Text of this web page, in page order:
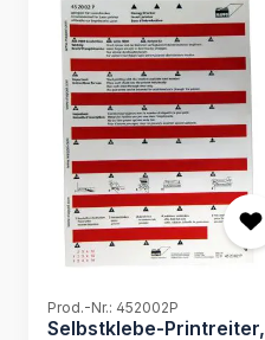
Prod.-Nr.: 452002P
Selbstklebe-Printreiter,